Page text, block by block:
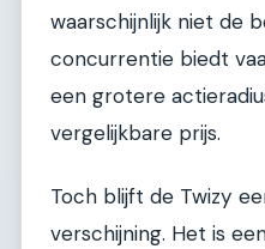
waarschijnlijk niet de
concurrentie biedt
een grotere
vergelijkbare prijs.
Toch blijft de Twizy
verschijning. Het is